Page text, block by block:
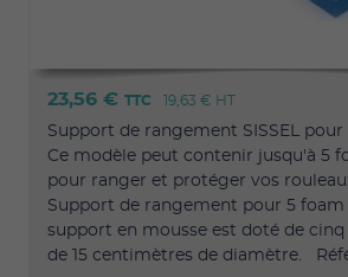
23,56 € TTC 19,63 € HT
Support de rangement SISSEL pour
Ce modèle peut contenir jusqu'à 5
pour ranger et protéger vos
Support de rangement pour 5 foam
support en mousse est doté de
de 15 centimètres de diamètre.